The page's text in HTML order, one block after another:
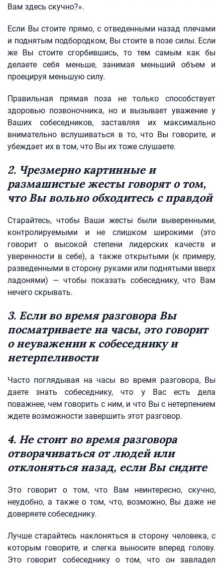
Вам здесь скучно?».
Если Вы стоите прямо, с отведенными назад плечами
и поднятым подбородком, Вы стоите в позе силы. Если
же Вы стоите сгорбившись, то тем самым как бы
делаете себя меньше, занимая меньший объем и
проецируя меньшую силу.
Правильная прямая поза не только способствует
здоровью позвоночника, но и вызывает уважение у
Ваших собеседников, заставляя их максимально
внимательно вслушиваться в то, что Вы говорите, и
убеждает их в том, что Вы их тоже слушаете.
2. Чрезмерно картинные и
размашистые жесты говорят о том,
что Вы вольно обходитесь с правдой
Старайтесь, чтобы Ваши жесты были выверенными,
контролируемыми и не слишком широкими (это
говорит о высокой степени лидерских качеств и
уверенности в себе), а также открытыми (к примеру,
разведенными в сторону руками или поднятыми вверх
ладонями) — чтобы показать собеседнику, что Вам
нечего скрывать.
3. Если во время разговора Вы
посматриваете на часы, это говорит
о неуважении к собеседнику и
нетерпеливости
Часто поглядывая на часы во время разговора, Вы
даете знать собеседнику, что у Вас есть дела
поважнее, чем говорить с ним, и что Вы с нетерпением
ждете возможности завершить этот разговор.
4. Не стоит во время разговора
отворачиваться от людей или
отклоняться назад, если Вы сидите
Это говорит о том, что Вам неинтересно, скучно,
неудобно, а также о том, что, возможно, Вы даже не
доверяете собеседнику.
Лучше старайтесь наклоняться в сторону человека, с
которым говорите, и слегка выносите вперед голову.
Это говорит собеседнику о том, что он завладел